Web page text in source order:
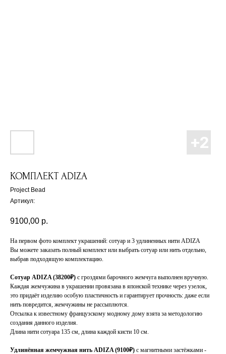
КОМПЛЕКТ ADIZA
Project Bead
Артикул:
9100,00 р.
На первом фото комплект украшений: сотуар и 3 удлиненных нити ADIZA
Вы можете заказать полный комплект или выбрать сотуар или нить отдельно,
выбрав подходящую комплектацию.
Сотуар ADIZA (38200₽) с гроздями барочного жемчуга выполнен вручную.
Каждая жемчужина в украшении провязана в японской технике через узелок,
это придаёт изделию особую пластичность и гарантирует прочность: даже если
нить повредится, жемчужины не рассыплются.
Отсылка к известному французскому модному дому взята за методологию
создания данного изделия.
Длина нити сотуара 135 см, длина каждой кисти 10 см.
Удлинённая жемчужная нить ADIZA (9100₽) с магнитными застёжками -